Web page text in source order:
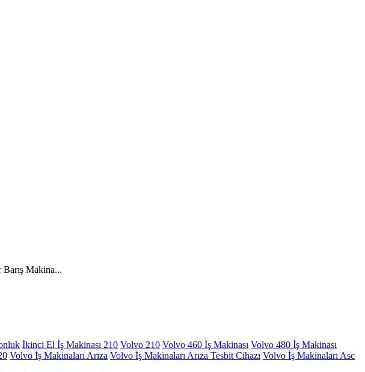
Makina...
İkinci El İş Makinası 210 Volvo 210 Volvo 460 İş Makinası Volvo 480 İş Makinası
Volvo İş Makinaları Arıza Volvo İş Makinaları Arıza Tesbit Cihazı Volvo İş Makinaları Asc